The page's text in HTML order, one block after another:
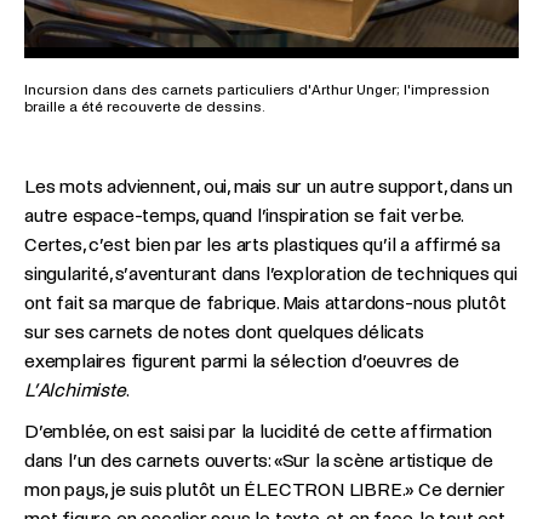
Incursion dans des carnets particuliers d'Arthur Unger; l'impression
braille a été recouverte de dessins.
Les mots adviennent, oui, mais sur un autre support, dans un
autre espace-temps, quand l’inspiration se fait verbe.
Certes, c’est bien par les arts plastiques qu’il a affirmé sa
singularité, s’aventurant dans l’exploration de techniques qui
ont fait sa marque de fabrique. Mais attardons-nous plutôt
sur ses carnets de notes dont quelques délicats
exemplaires figurent parmi la sélection d’oeuvres de
L’Alchimiste.
D’emblée, on est saisi par la lucidité de cette affirmation
dans l’un des carnets ouverts: «Sur la scène artistique de
mon pays, je suis plutôt un ÉLECTRON LIBRE.» Ce dernier